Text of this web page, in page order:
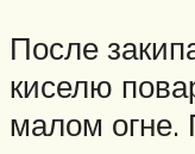
После
киселю
малом огне.